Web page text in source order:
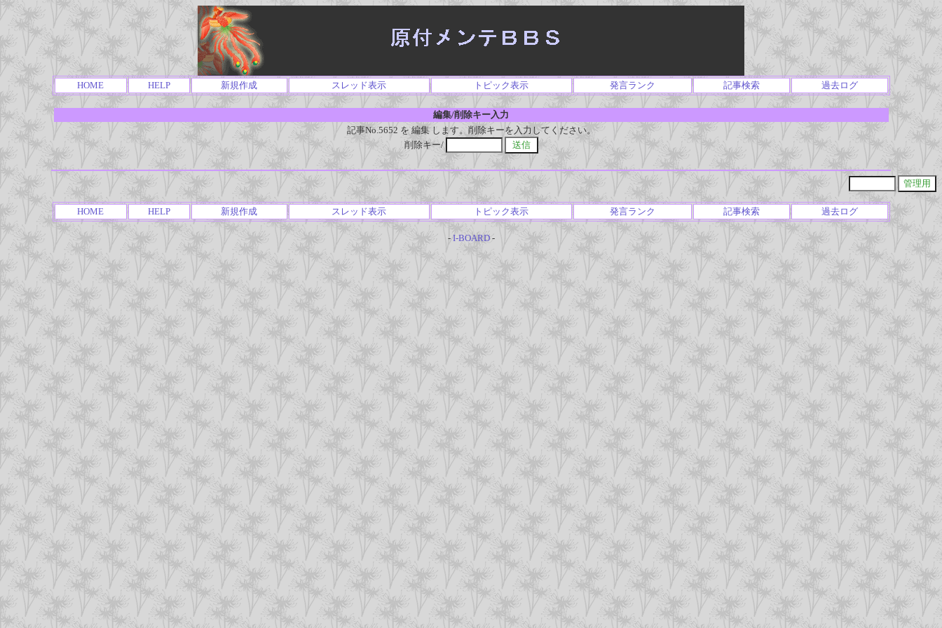
HOME HELP 新規作成 スレッド表示 トピック表示 発言ランク 記事検索 過去ログ
編集/削除キー入力
記事No.5652 を 編集 します。削除キーを入力してください。
削除キー/
HOME HELP 新規作成 スレッド表示 トピック表示 発言ランク 記事検索 過去ログ
- I-BOARD-